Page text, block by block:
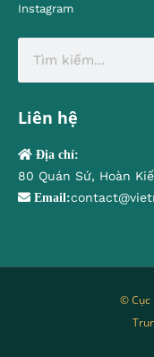
Instagram
Liên hệ
Địa chỉ:
80 Quán Sứ, Hoàn
Email:
© Cục